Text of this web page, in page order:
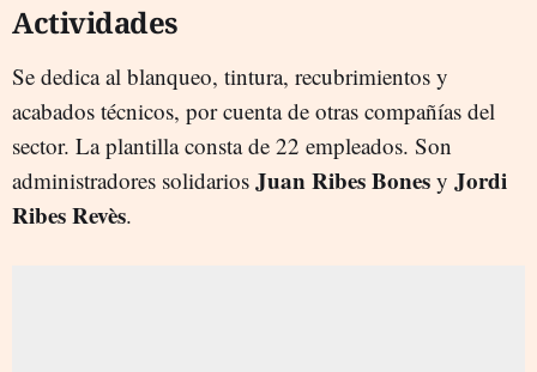
Actividades
Se dedica al blanqueo, tintura, recubrimientos y
acabados técnicos, por cuenta de otras compañías del
sector. La plantilla consta de 22 empleados. Son
administradores solidarios Juan Ribes Bones y Jordi
Ribes Revès.